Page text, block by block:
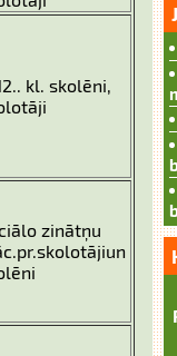
kl. skolēni,
zinātņu